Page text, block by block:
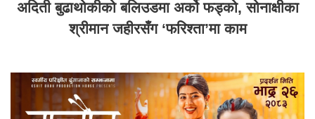
अदिती बुढाथोकीको बलिउडमा अर्को फड्को, सोनाक्षीका
श्रीमान जहीरसँग ‘फरिश्ता’मा काम